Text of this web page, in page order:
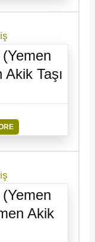
(Yemen
Akik Taşı
(Yemen
Akik